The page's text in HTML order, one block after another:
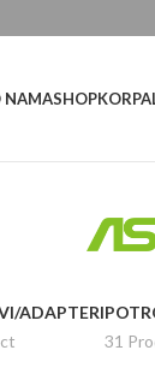
NAMASHOPKORPA
ADAPTERI
31